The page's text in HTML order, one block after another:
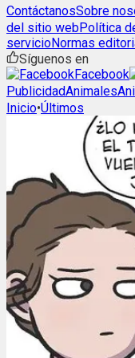
ContáctanosSobre
del sitio webPolítica
servicioNormas
Síguenos en
Facebook
PublicidadAnimales
Inicio•Últimos